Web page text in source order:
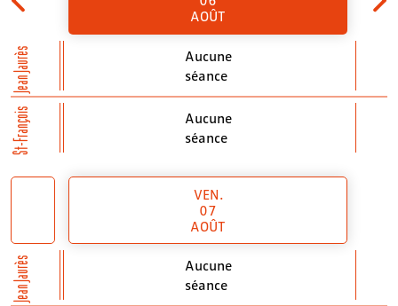
Jean Jaurès
St-François
AOÛT
Aucune
séance
Aucune
séance
Jean Jaurès
VEN.
07
AOÛT
Aucune
séance